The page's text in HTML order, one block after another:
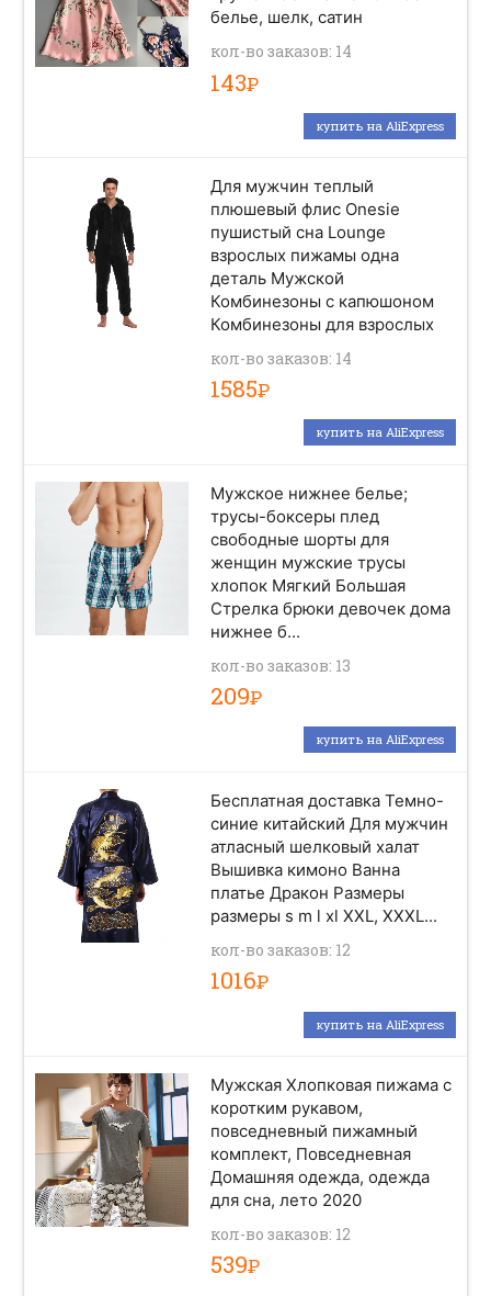
белье, шелк, сатин
кол-во заказов: 14
143Р
купить на AliExpress
Для мужчин теплый
плюшевый флис Onesie
пушистый сна Lounge
взрослых пижамы одна
деталь Мужской
Комбинезоны с капюшоном
Комбинезоны для взрослых
кол-во заказов: 14
1585Р
купить на AliExpress
Мужское нижнее белье;
трусы-боксеры плед
свободные шорты для
женщин мужские трусы
хлопок Мягкий Большая
Стрелка брюки девочек дома
нижнее б...
кол-во заказов: 13
209Р
купить на AliExpress
Бесплатная доставка Темно-
синие китайский Для мужчин
атласный шелковый халат
Вышивка кимоно Ванна
платье Дракон Размеры
размеры s m l xl XXL, XXXL...
кол-во заказов: 12
1016Р
купить на AliExpress
Мужская Хлопковая пижама с
коротким рукавом,
повседневный пижамный
комплект, Повседневная
Домашняя одежда, одежда
для сна, лето 2020
кол-во заказов: 12
539Р